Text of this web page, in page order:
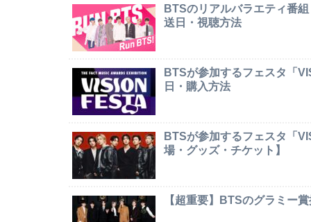
BTSのリアルバラエティ番
送日・視聴方法
BTSが参加するフェスタ「
日・購入方法
BTSが参加するフェスタ「
場・グッズ・チケット】
【超重要】BTSのグラミー